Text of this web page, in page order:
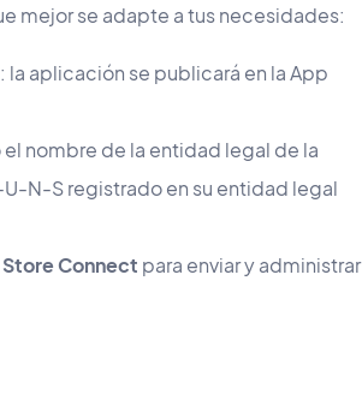
mejor se adapte a tus necesidades:
aplicación se publicará en la App
nombre de la entidad legal de la
N-S registrado en su entidad legal
Connect para enviar y administrar